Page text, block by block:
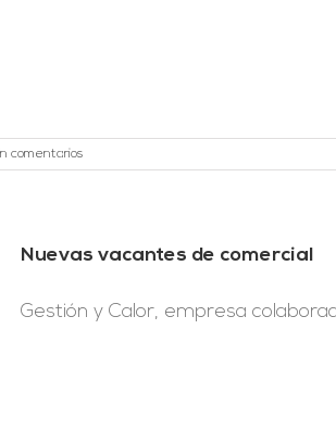
comentarios
Nuevas vacantes de comercial
Gestión y Calor, empresa